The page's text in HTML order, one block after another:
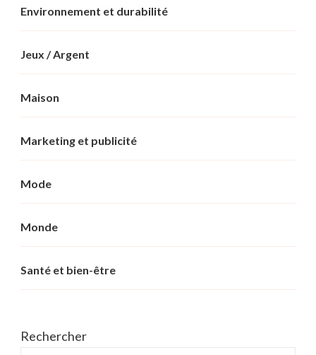
Environnement et durabilité
Jeux / Argent
Maison
Marketing et publicité
Mode
Monde
Santé et bien-être
Rechercher